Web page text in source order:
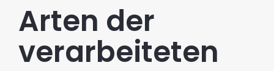
Arten der
verarbeiteten